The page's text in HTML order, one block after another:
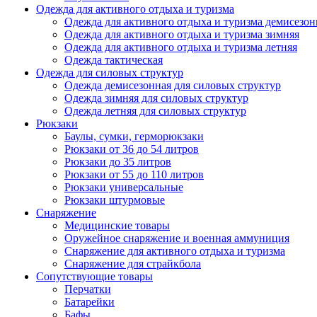
Одежда для активного отдыха и туризма
Одежда для активного отдыха и туризма
Одежда для активного отдыха и туризма зимняя
Одежда для активного отдыха и туризма летняя
Одежда тактическая
Одежда для силовых структур
Одежда демисезонная для силовых структур
Одежда зимняя для силовых структур
Одежда летняя для силовых структур
Рюкзаки
Баулы, сумки, герморюкзаки
Рюкзаки от 36 до 54 литров
Рюкзаки до 35 литров
Рюкзаки от 55 до 110 литров
Рюкзаки универсальные
Рюкзаки штурмовые
Снаряжение
Медицинские товары
Оружейное снаряжение и военная аммуниция
Снаряжение для активного отдыха и туризма
Снаряжение для страйкбола
Сопутствующие товары
Перчатки
Батарейки
Бафы